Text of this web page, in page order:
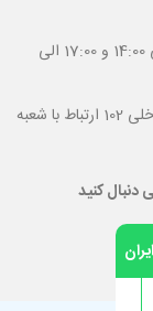
10:00 الی 14:00 و 17:00 الی
داخلی 102 ارتباط با شعبه
دنبال کنید